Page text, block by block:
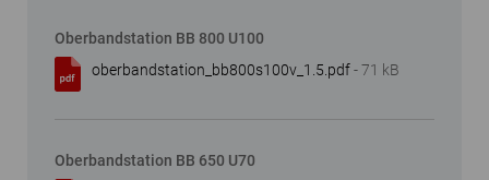
Oberbandstation BB 800 U100
oberbandstation_bb800s100v_1.5.pdf- 71 kB
Oberbandstation BB 650 U70